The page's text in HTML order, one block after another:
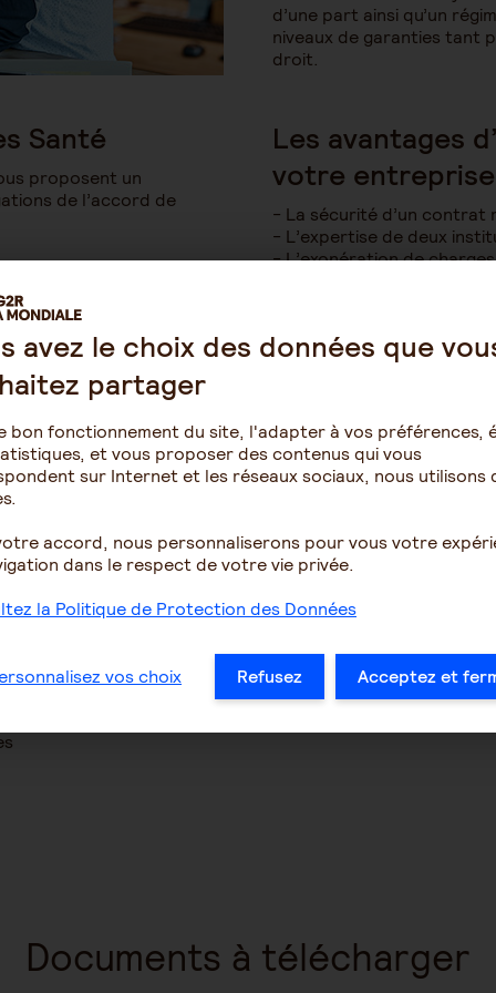
d’une part ainsi qu’un
niveaux de garanties tant
droit.
Santé
proposent un
de l’accord de
Intérimaires Santé.
Les avantages
votre entreprise
La sécurité d’un
L’expertise de deux
L’exonération de
Une vaste gamme de
Santé pour vos salariés
son niveau de garantie de façon individuelle et
pendant deux mois après la fin de chaque mission et
de tarifs préférentiels et de services (8 000
entreprise
Documents à télécharger
avez le choix des données que
partager
bon fonctionnement du site, l'adapter à vos préférences,
et vous proposer des contenus qui vous
sur Internet et les réseaux sociaux, nous utilisons
accord, nous personnaliserons pour vous votre
dans le respect de votre vie privée.
la Politique de Protection des Données
vos choix Refusez Acceptez et